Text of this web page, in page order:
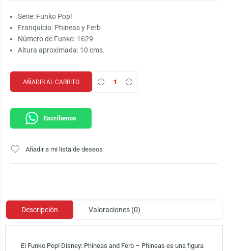
Serie: Funko Pop!
Franquicia: Phineas y Ferb
Número de Funko: 1629
Altura aproximada: 10 cms.
AÑADIR AL CARRITO
Escríbenos
Añadir a mi lista de deseos
Descripción Valoraciones (0)
El Funko Pop! Disney: Phineas and Ferb – Phineas es una figura